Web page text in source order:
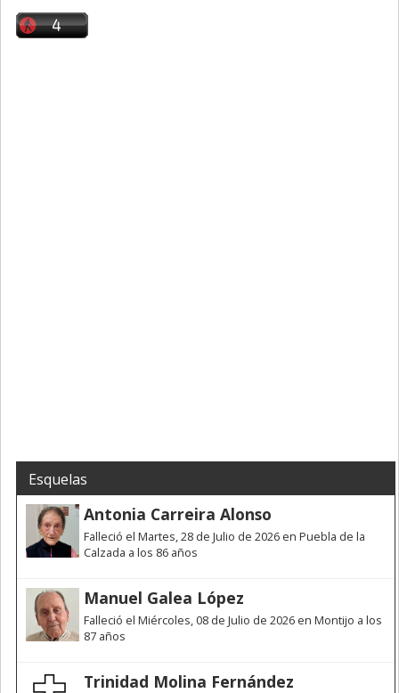
Esquelas
Antonia Carreira Alonso
Falleció el Martes, 28 de Julio de 2026 en Puebla de la
Calzada a los 86 años
Manuel Galea López
Falleció el Miércoles, 08 de Julio de 2026 en Montijo a los
87 años
Trinidad Molina Fernández